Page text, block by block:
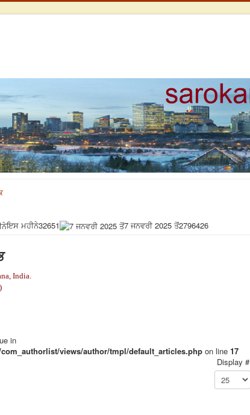
ਇਸ ਮਹੀਨੇ32651 7 ਜਨਵਰੀ 2025 ਤੋਂ2796426
India.
in
views/author/tmpl/default_articles.php on line 17
Display #